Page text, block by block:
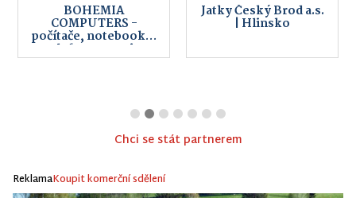
BOHEMIA
COMPUTERS -
počítače, notebooky,
telefony, servis,
internet
Jatky Český Brod a.s.
| Hlinsko
Chci se stát partnerem
ReklamaKoupit komerční sdělení